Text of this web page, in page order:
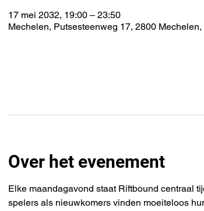
17 mei 2032, 19:00 – 23:50
Mechelen, Putsesteenweg 17, 2800
Over het evenement
Elke maandagavond staat Riftbound centraal
spelers als nieuwkomers vinden moeiteloos